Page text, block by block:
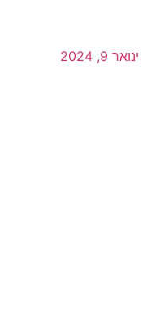
ינואר 9, 2024